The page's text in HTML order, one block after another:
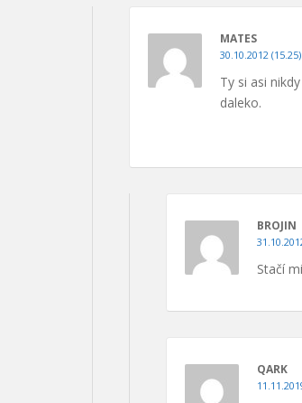
MATES
30.10.2012 (15.25)
Ty si asi
daleko.
BROJIN
Stačí
QARK